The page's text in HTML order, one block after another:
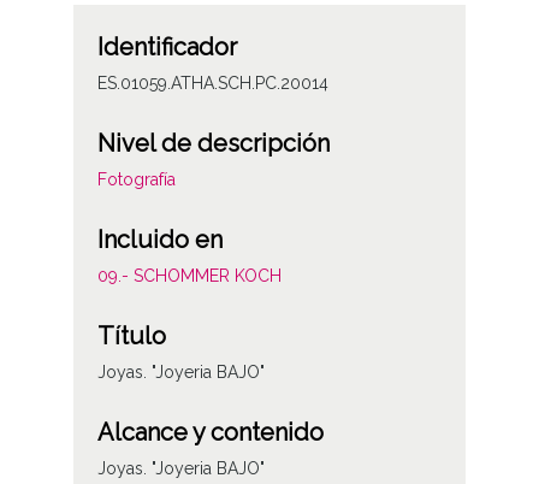
Identificador
ES.01059.ATHA.SCH.PC.20014
Nivel de descripción
Fotografía
Incluido en
09.- SCHOMMER KOCH
Título
Joyas. "Joyeria BAJO"
Alcance y contenido
Joyas. "Joyeria BAJO"